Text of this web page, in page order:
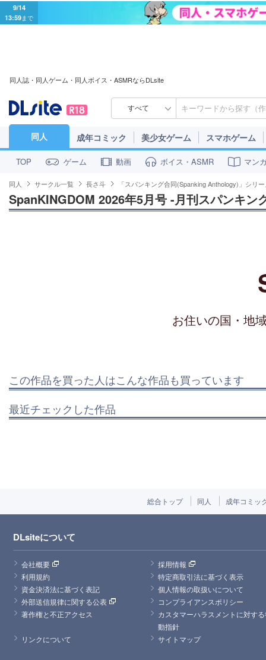
9/14
13:59まで
同人誌・同人ゲーム・同人ボイス・ASMRならDLsite
すべて
同人 成年コミック 美少女ゲーム スマホゲーム
TOP ゲーム 動画 ボイス・ASMR マン
同人 サークル一覧 長さ斗 「スパンキング合同(Spanking Anthology)」シリ
SpanKINGDOM 2026年5月号 -月刊スパンキン
お住いの国・地
この作品を買った人はこんな作品も買っています
最近チェックした作品
総合トップ 同人 成年コミッ
DLsiteについて
会社概要
採用情報
利用規約
特定商取引法に基づく表示
資金決済法に基づく表記
個人情報の取扱いについて
外部送信規律に関する公表
コンプライアンスポリシー
著作権と不正アクセス
カスタマーハラスメントに対す
動指針
リンクについて
サイトマップ